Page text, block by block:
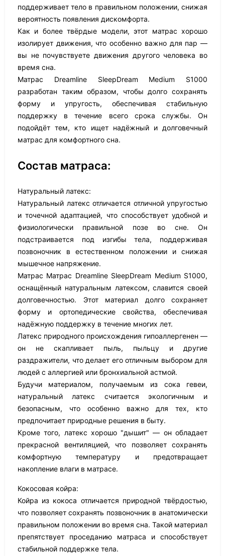
поддерживает тело в правильном положении, снижая
вероятность появления дискомфорта.
Как и более твёрдые модели, этот матрас хорошо
изолирует движения, что особенно важно для пар —
вы не почувствуете движения другого человека во
время сна.
Матрас Dreamline SleepDream Medium S1000
разработан таким образом, чтобы долго сохранять
форму и упругость, обеспечивая стабильную
поддержку в течение всего срока службы. Он
подойдёт тем, кто ищет надёжный и долговечный
матрас для комфортного сна.
Состав матраса:
Натуральный латекс:
Натуральный латекс отличается отличной упругостью
и точечной адаптацией, что способствует удобной и
физиологически правильной позе во сне. Он
подстраивается под изгибы тела, поддерживая
позвоночник в естественном положении и снижая
мышечное напряжение.
Матрас Матрас Dreamline SleepDream Medium S1000,
оснащённый натуральным латексом, славится своей
долговечностью. Этот материал долго сохраняет
форму и ортопедические свойства, обеспечивая
надёжную поддержку в течение многих лет.
Латекс природного происхождения гипоаллергенен —
он не скапливает пыль, пыльцу и другие
раздражители, что делает его отличным выбором для
людей с аллергией или бронхиальной астмой.
Будучи материалом, получаемым из сока гевеи,
натуральный латекс считается экологичным и
безопасным, что особенно важно для тех, кто
предпочитает природные решения в быту.
Кроме того, латекс хорошо "дышит" — он обладает
прекрасной вентиляцией, что позволяет сохранять
комфортную температуру и предотвращает
накопление влаги в матрасе.
Кокосовая койра:
Койра из кокоса отличается природной твёрдостью,
что позволяет сохранять позвоночник в анатомически
правильном положении во время сна. Такой материал
препятствует проседанию матраса и способствует
стабильной поддержке тела.